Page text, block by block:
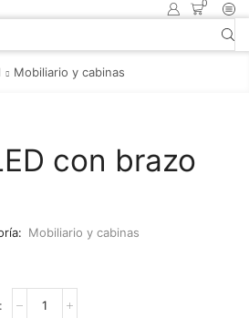
0
Mobiliario y cabinas
con brazo
Mobiliario y cabinas